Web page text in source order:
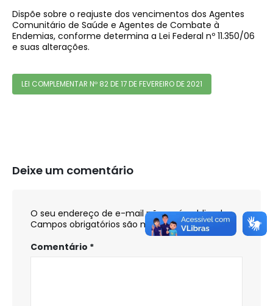
Dispõe sobre o reajuste dos vencimentos dos Agentes
Comunitário de Saúde e Agentes de Combate à
Endemias, conforme determina a Lei Federal nº 11.350/06
e suas alterações.
LEI COMPLEMENTAR Nº 82 DE 17 DE FEVEREIRO DE 2021
Deixe um comentário
O seu endereço de e-mail não será publicado.
Campos obrigatórios são marcados com*
Comentário *